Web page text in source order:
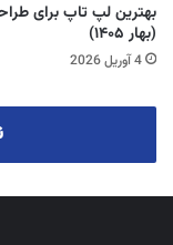
بهترین لپ تاپ برای
(بهار ۱۴۰۵)
4 آوریل 2026